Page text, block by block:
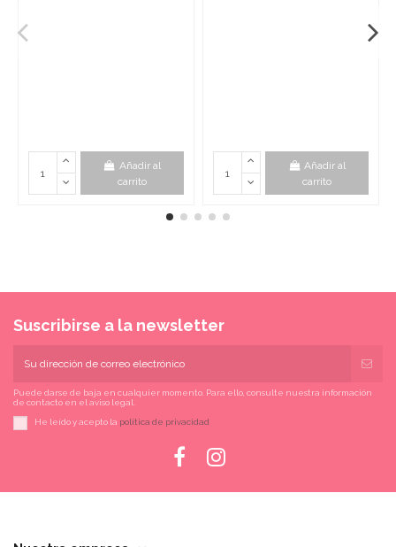
Añadir al
carrito
Añadir al
carrito
Suscribirse a la newsletter
Puede darse de baja en cualquier momento. Para ello, consulte nuestra información
de contacto en el aviso legal.
He leído y acepto la política de privacidad